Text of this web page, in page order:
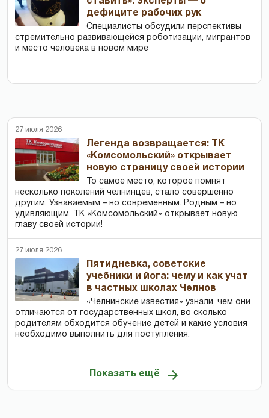
дефиците рабочих рук
Специалисты обсудили перспективы
стремительно развивающейся роботизации, мигрантов
и место человека в новом мире
27 июля 2026
Легенда возвращается: ТК
«Комсомольский» открывает
новую страницу своей истории
То самое место, которое помнят
несколько поколений челнинцев, стало совершенно
другим. Узнаваемым – но современным. Родным – но
удивляющим. ТК «Комсомольский» открывает новую
главу своей истории!
27 июля 2026
Пятидневка, советские
учебники и йога: чему и как учат
в частных школах Челнов
«Челнинские известия» узнали, чем они
отличаются от государственных школ, во сколько
родителям обходится обучение детей и какие условия
необходимо выполнить для поступления.
Показать ещё